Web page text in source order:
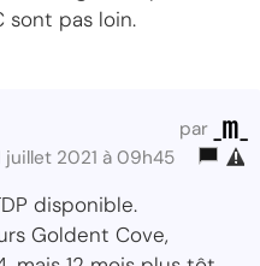
sont pas loin.
par _m_
juillet 2021 à 09h45
disponible.
Goldent Cove,